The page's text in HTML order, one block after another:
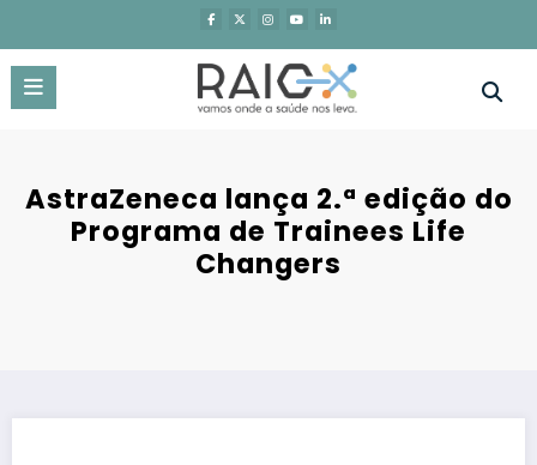
o
conteúdo
AstraZeneca lança 2.ª edição do
Programa de Trainees Life
Changers